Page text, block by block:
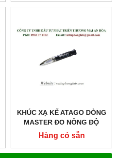
KHÚC XẠ KẾ ATAGO DÒNG
MASTER ĐO NỒNG ĐỘ
RƯỢU MODEL:MASTER-
GOE
Hàng có sẵn